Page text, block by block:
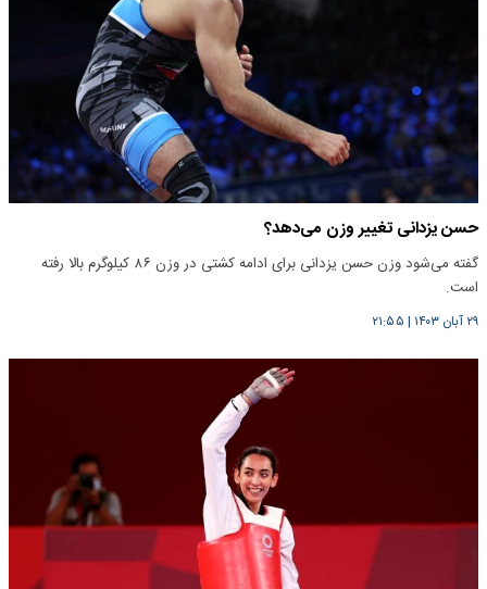
حسن یزدانی تغییر وزن می‌دهد؟
گفته می‌شود وزن حسن یزدانی برای ادامه کشتی در وزن ۸۶ کیلوگرم بالا رفته
است.
۲۹ آبان ۱۴۰۳ | ۲۱:۵۵